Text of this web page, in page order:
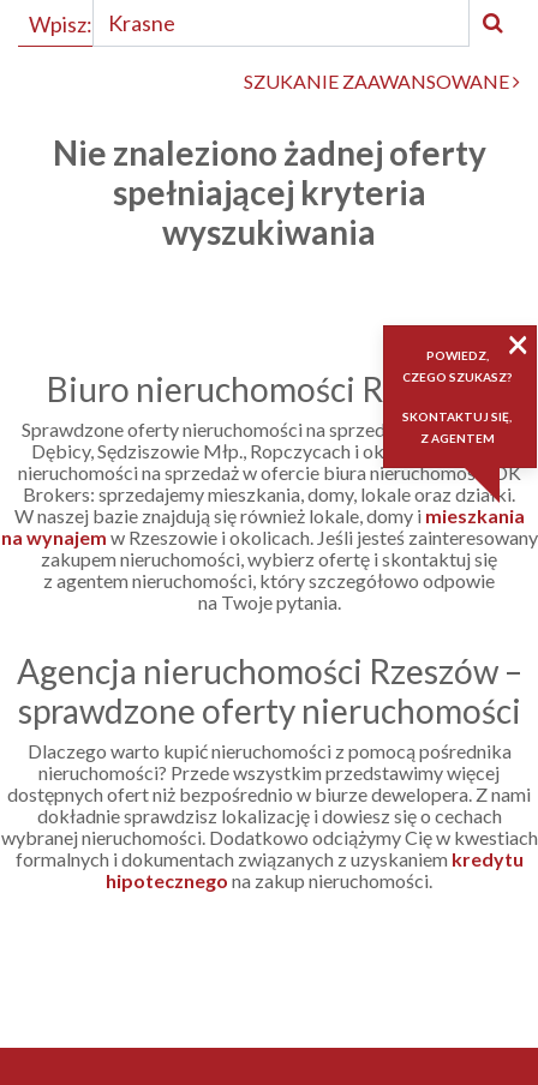
Wpisz:
SZUKANIE ZAAWANSOWANE
Nie znaleziono żadnej oferty
spełniającej kryteria
wyszukiwania
Biuro nieruchomości Rzeszów
Sprawdzone oferty nieruchomości na sprzedaż w Rzeszowie,
Dębicy, Sędziszowie Młp., Ropczycach i okolicach. Poznaj
nieruchomości na sprzedaż w ofercie biura nieruchomości DK
Brokers: sprzedajemy mieszkania, domy, lokale oraz działki.
W naszej bazie znajdują się również lokale, domy i mieszkania
na wynajem w Rzeszowie i okolicach. Jeśli jesteś zainteresowany
zakupem nieruchomości, wybierz ofertę i skontaktuj się
z agentem nieruchomości, który szczegółowo odpowie
na Twoje pytania.
Agencja nieruchomości Rzeszów –
sprawdzone oferty nieruchomości
Dlaczego warto kupić nieruchomości z pomocą pośrednika
nieruchomości? Przede wszystkim przedstawimy więcej
dostępnych ofert niż bezpośrednio w biurze dewelopera. Z nami
dokładnie sprawdzisz lokalizację i dowiesz się o cechach
wybranej nieruchomości. Dodatkowo odciążymy Cię w kwestiach
formalnych i dokumentach związanych z uzyskaniem kredytu
hipotecznego na zakup nieruchomości.
×
POWIEDZ,
CZEGO SZUKASZ?
SKONTAKTUJ SIĘ,
Z AGENTEM